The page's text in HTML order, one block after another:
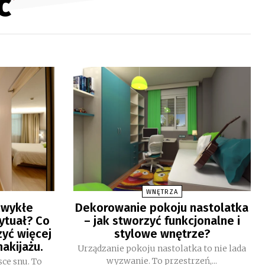
Co
więcej
snu. To
WNĘTRZA
Dekorowanie pokoju nastolatka
– jak stworzyć funkcjonalne i
stylowe wnętrze?
Urządzanie pokoju nastolatka to nie lada
wyzwanie. To przestrzeń,...